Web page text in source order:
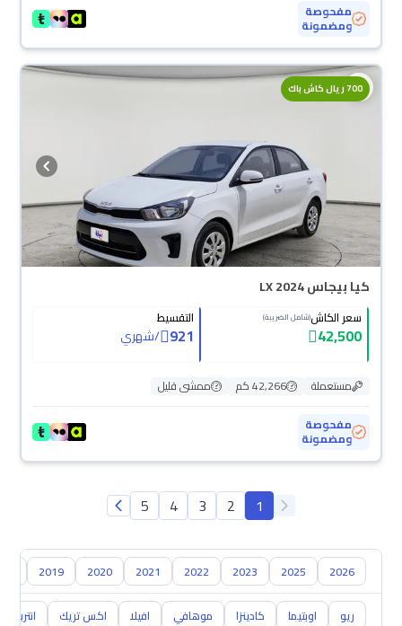
مفحوصة
ومضمونة
700 ريال كاش باك
كيا بيجاس LX 2024
سعر الكاش(شامل الضريبة)
42,500
التقسيط
921
/شهري
مستعملة 42,266 كم
ممشى قليل
مفحوصة
ومضمونة
1
2
3
4
5
2026
2025
2023
2022
2021
2020
2019
ريو اوبتيما كادينزا موهافي افيلا اكس تريك انتربريز